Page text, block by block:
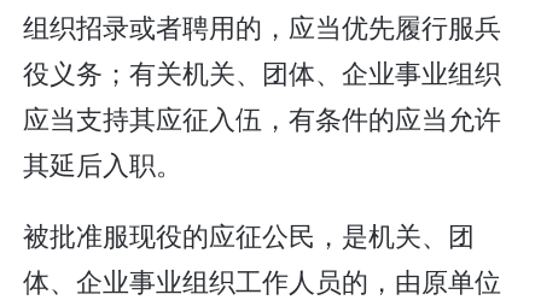
组织招录或者聘用的，应当优先履行服兵
役义务；有关机关、团体、企业事业组织
应当支持其应征入伍，有条件的应当允许
其延后入职。
被批准服现役的应征公民，是机关、团
体、企业事业组织工作人员的，由原单位